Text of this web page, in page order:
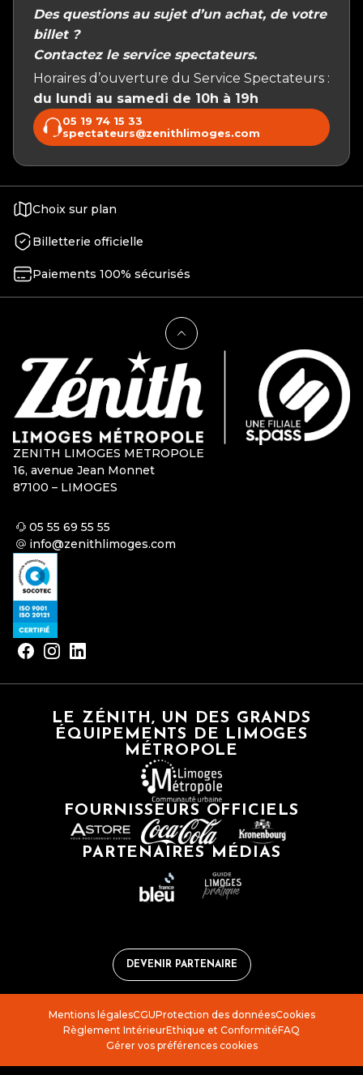
Des questions au sujet d’un achat, de votre
billet ?
Contactez le service spectateurs.
Horaires d’ouverture du Service Spectateurs :
du lundi au samedi de 10h à 19h
05 19 74 15 33
spectateurs@zenithlimoges.com
Choix sur plan
Billetterie officielle
Paiements 100% sécurisés
ZENITH LIMOGES METROPOLE
16, avenue Jean Monnet
87100 – LIMOGES
05 55 69 55 55
info@zenithlimoges.com
LE ZÉNITH, UN DES GRANDS
ÉQUIPEMENTS DE LIMOGES
MÉTROPOLE
FOURNISSEURS OFFICIELS
PARTENAIRES MÉDIAS
DEVENIR PARTENAIRE
Mentions légalesCGUProtection des donnéesCookies
Règlement IntérieurEthique et ConformitéFAQ
Gérer vos préférences cookies